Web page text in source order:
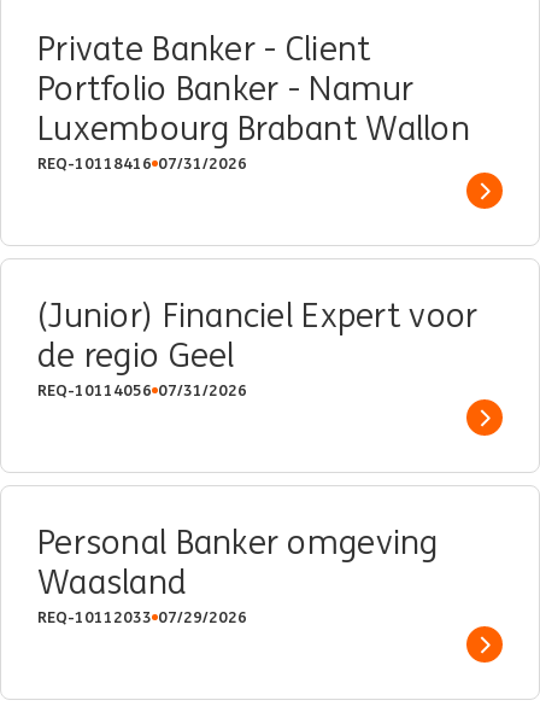
Private Banker - Client
Portfolio Banker - Namur
Luxembourg Brabant Wallon
REQ-10118416 07/31/2026
Show
(Junior) Financiel Expert voor
de regio Geel
REQ-10114056 07/31/2026
Show
Personal Banker omgeving
Waasland
REQ-10112033 07/29/2026
Show